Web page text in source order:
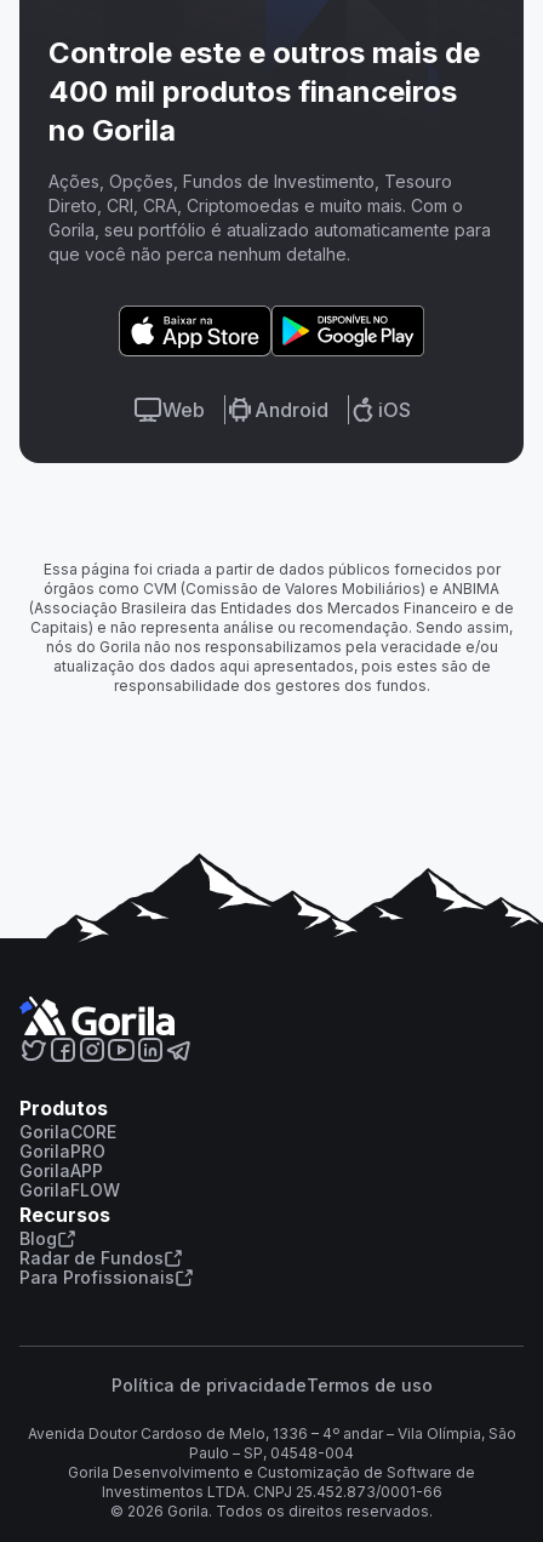
Controle este e outros mais de
400 mil produtos financeiros
no Gorila
Ações, Opções, Fundos de Investimento, Tesouro
Direto, CRI, CRA, Criptomoedas e muito mais. Com o
Gorila, seu portfólio é atualizado automaticamente para
que você não perca nenhum detalhe.
Web Android iOS
Essa página foi criada a partir de dados públicos fornecidos por
órgãos como CVM (Comissão de Valores Mobiliários) e ANBIMA
(Associação Brasileira das Entidades dos Mercados Financeiro e de
Capitais) e não representa análise ou recomendação. Sendo assim,
nós do Gorila não nos responsabilizamos pela veracidade e/ou
atualização dos dados aqui apresentados, pois estes são de
responsabilidade dos gestores dos fundos.
Produtos
GorilaCORE
GorilaPRO
GorilaAPP
GorilaFLOW
Recursos
Blog
Radar de Fundos
Para Profissionais
Política de privacidadeTermos de uso
Avenida Doutor Cardoso de Melo, 1336 – 4º andar – Vila Olímpia, São
Paulo – SP, 04548-004
Gorila Desenvolvimento e Customização de Software de
Investimentos LTDA. CNPJ 25.452.873/0001-66
© 2026 Gorila. Todos os direitos reservados.